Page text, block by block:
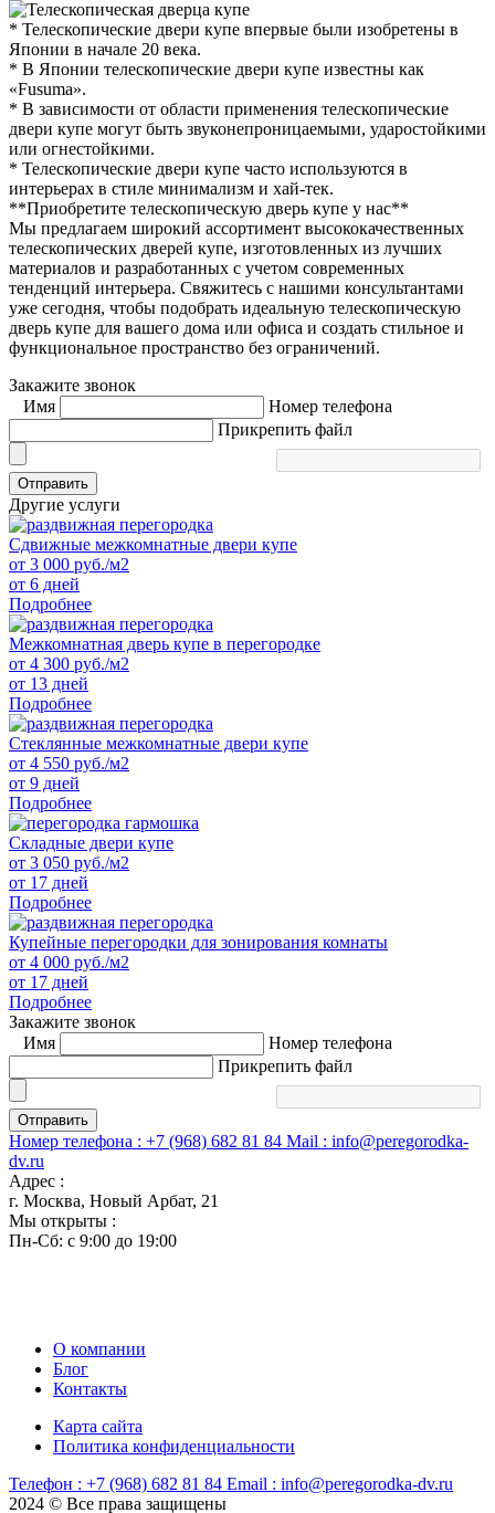
* Телескопические двери купе впервые были изобретены в
Японии в начале 20 века.
* В Японии телескопические двери купе известны как
«Fusuma».
* В зависимости от области применения телескопические
двери купе могут быть звуконепроницаемыми, ударостойкими
или огнестойкими.
* Телескопические двери купе часто используются в
интерьерах в стиле минимализм и хай-тек.
**Приобретите телескопическую дверь купе у нас**
Мы предлагаем широкий ассортимент высококачественных
телескопических дверей купе, изготовленных из лучших
материалов и разработанных с учетом современных
тенденций интерьера. Свяжитесь с нашими консультантами
уже сегодня, чтобы подобрать идеальную телескопическую
дверь купе для вашего дома или офиса и создать стильное и
функциональное пространство без ограничений.
Закажите звонок
Имя
Номер телефона
Прикрепить файл
Отправить
Другие услуги
Сдвижные межкомнатные двери купе
от 3 000 руб./м2
от 6 дней
Подробнее
Межкомнатная дверь купе в перегородке
от 4 300 руб./м2
от 13 дней
Подробнее
Стеклянные межкомнатные двери купе
от 4 550 руб./м2
от 9 дней
Подробнее
Складные двери купе
от 3 050 руб./м2
от 17 дней
Подробнее
Купейные перегородки для зонирования комнаты
от 4 000 руб./м2
от 17 дней
Подробнее
Закажите звонок
Имя
Номер телефона
Прикрепить файл
Отправить
Номер телефона : +7 (968) 682 81 84 Mail : info@peregorodka-
dv.ru
Адрес :
г. Москва, Новый Арбат, 21
Мы открыты :
Пн-Сб: с 9:00 до 19:00
О компании
Блог
Контакты
Карта сайта
Политика конфиденциальности
Телефон : +7 (968) 682 81 84 Email : info@peregorodka-dv.ru
2024 © Все права защищены